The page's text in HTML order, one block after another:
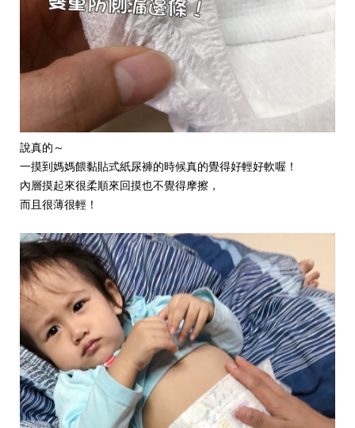
說真的～
一摸到媽媽餵黏貼式紙尿褲的時候真的覺得好輕好軟喔！
內層摸起來很柔順來回摸也不覺得摩擦，
而且很薄很輕！